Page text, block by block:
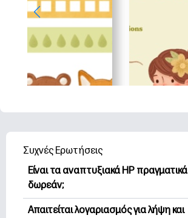
Συχνές Ερωτήσεις
Είναι τα αναπτυξιακά HP πραγματικά
δωρεάν;
Η HP Printables προσφέρει 2,500+
Απαιτείται λογαριασμός για λήψη και